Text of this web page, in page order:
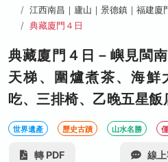
江西南昌｜廬山｜景德鎮｜福建廈
典藏廈門４日
典藏廈門４日－嶼見閩
天梯、圍爐煮茶、海鮮
吃、三排椅、乙晚五星
世界遺產 歷史古蹟 山水名勝
轉 PDF 線